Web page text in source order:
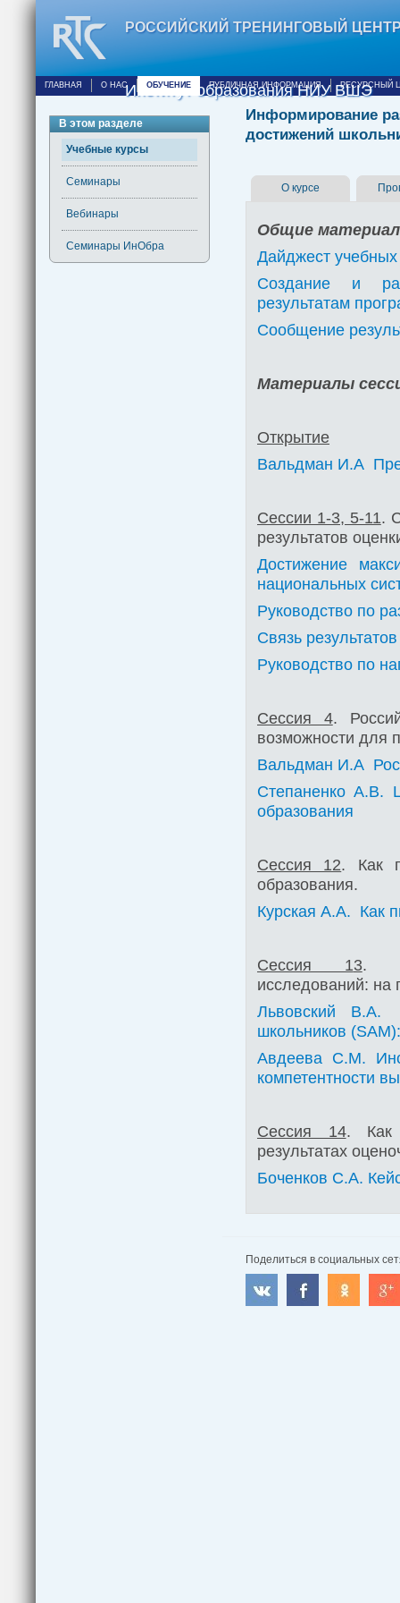
РОССИЙСКИЙ ТРЕНИНГОВЫЙ
Институт образования НИУ ВШЭ
ГЛАВНАЯ О НАС ОБУЧЕНИЕ ПУБЛИЧНАЯ ИНФОРМАЦИЯ РЕСУРСНЫЙ
В этом разделе
Учебные курсы
Семинары
Вебинары
Семинары ИнОбра
Информирование
достижений
О курсе
Общие
Дайджест
Создание и
результатам
Сообщение
Материалы
Открытие
Вальдман И.А
Сессии 1-3, 5-11.
результатов
Достижение
национальных
Руководство по
Связь
Руководство по
Сессия 4.
возможности для
Вальдман И.А
Степаненко А.В.
образования
Сессия 12. Как
образования.
Курская А.А. Как
Сессия 13.
исследований: на
Львовский В.А.
школьников
Авдеева С.М.
компетентности
Сессия 14. Как
результатах
Боченков С.А.
Поделиться в социальных